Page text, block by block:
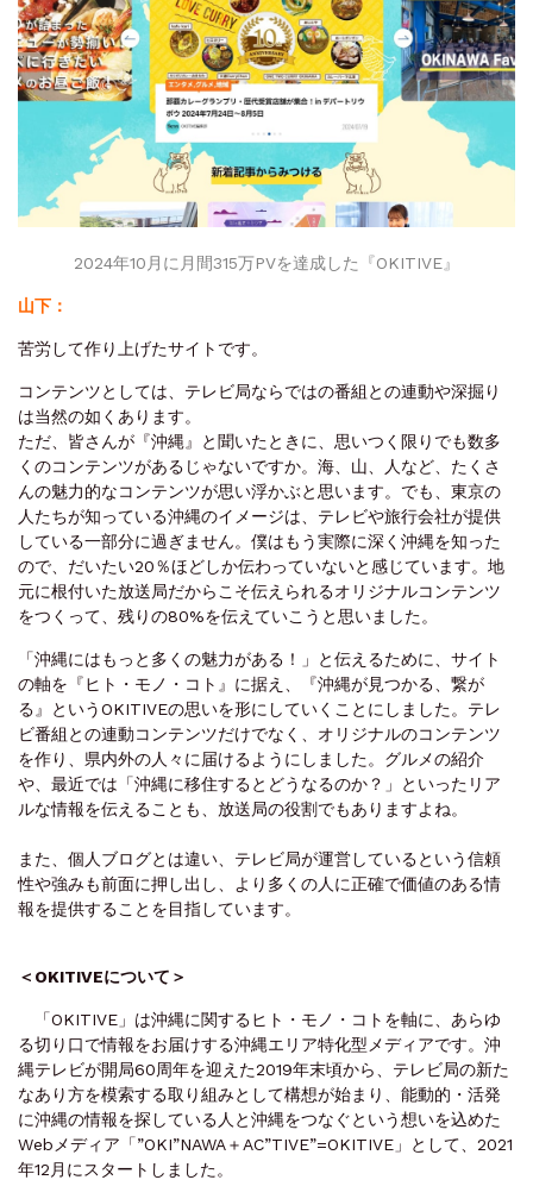
2024年10月に月間315万PVを達成した『OKITIVE』
山下：
苦労して作り上げたサイトです。
コンテンツとしては、テレビ局ならではの番組との連動や深掘り
は当然の如くあります。
ただ、皆さんが『沖縄』と聞いたときに、思いつく限りでも数多
くのコンテンツがあるじゃないですか。海、山、人など、たくさ
んの魅力的なコンテンツが思い浮かぶと思います。でも、東京の
人たちが知っている沖縄のイメージは、テレビや旅行会社が提供
している一部分に過ぎません。僕はもう実際に深く沖縄を知った
ので、だいたい20％ほどしか伝わっていないと感じています。地
元に根付いた放送局だからこそ伝えられるオリジナルコンテンツ
をつくって、残りの80%を伝えていこうと思いました。
「沖縄にはもっと多くの魅力がある！」と伝えるために、サイト
の軸を『ヒト・モノ・コト』に据え、『沖縄が見つかる、繋が
る』というOKITIVEの思いを形にしていくことにしました。テレ
ビ番組との連動コンテンツだけでなく、オリジナルのコンテンツ
を作り、県内外の人々に届けるようにしました。グルメの紹介
や、最近では「沖縄に移住するとどうなるのか？」といったリア
ルな情報を伝えることも、放送局の役割でもありますよね。
また、個人ブログとは違い、テレビ局が運営しているという信頼
性や強みも前面に押し出し、より多くの人に正確で価値のある情
報を提供することを目指しています。
＜OKITIVEについて＞
「OKITIVE」は沖縄に関するヒト・モノ・コトを軸に、あらゆ
る切り口で情報をお届けする沖縄エリア特化型メディアです。沖
縄テレビが開局60周年を迎えた2019年末頃から、テレビ局の新た
なあり方を模索する取り組みとして構想が始まり、能動的・活発
に沖縄の情報を探している人と沖縄をつなぐという想いを込めた
Webメディア「”OKI”NAWA＋AC”TIVE”=OKITIVE」として、2021
年12月にスタートしました。